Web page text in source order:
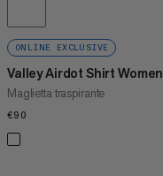
ONLINE EXCLUSIVE
Valley Airdot Shirt Women
Maglietta traspirante
€90